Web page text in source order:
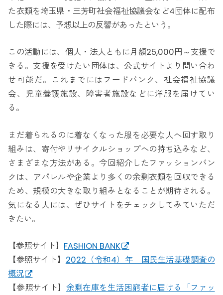
た衣類を埼玉県・三芳町社会福祉協議会など4団体に配布
した際には、予想以上の反響があったという。
この活動には、個人・法人ともに月額25,000円～支援で
きる。支援を受けたい団体は、公式サイトより問い合わ
せ可能だ。これまでにはフードバンク、社会福祉協議
会、児童養護施設、障害者施設などに洋服を届けてい
る。
まだ着られるのに着なくなった服を必要な人へ回す取り
組みは、寄付やリサイクルショップへの持ち込みなど、
さまざまな方法がある。今回紹介したファッションバン
クは、アパレルや企業より多くの余剰衣類を回収できる
ため、規模の大きな取り組みとなることが期待される。
気になる人には、ぜひサイトをチェックしてみていただ
きたい。
【参照サイト】 FASHION BANK
【参照サイト】 2022（令和4）年 国民生活基礎調査の
概況
【参照サイト】 余剰在庫を生活困窮者に届ける「ファッ